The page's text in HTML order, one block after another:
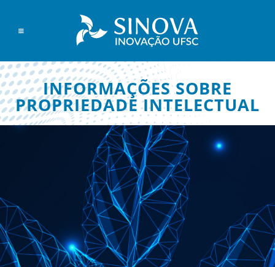
INFORMAÇÕES SOBRE
PROPRIEDADE INTELECTUAL